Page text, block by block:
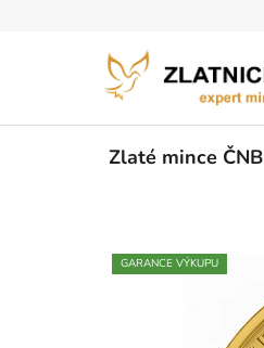
Zlaté mince ČNB
GARANCE VÝKUPU